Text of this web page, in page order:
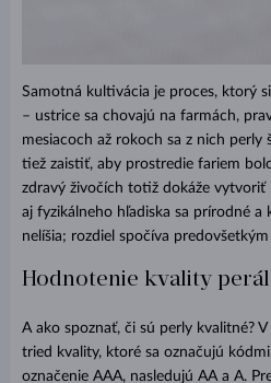
Samotná kultivácia je proces, ktorý
– ustrice sa chovajú na farmách,
mesiacoch až rokoch sa z nich perly
tiež zaistiť, aby prostredie fariem
zdravý živočích totiž dokáže vytvoriť
aj fyzikálneho hľadiska sa prírodné
nelíšia; rozdiel spočíva
Hodnotenie kvality perál
A ako spoznať, či sú perly kvalitné?
tried kvality, ktoré sa označujú
označenie AAA, nasledujú AA a A.